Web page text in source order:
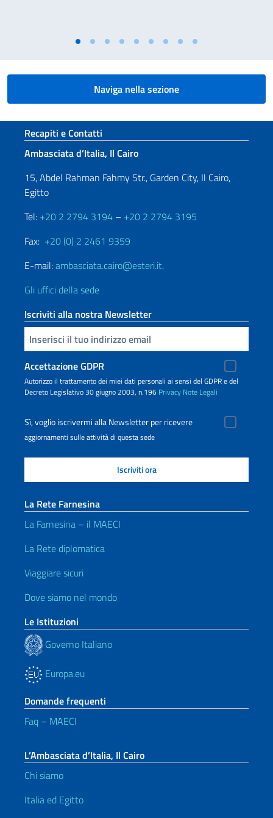
Naviga nella sezione
Sezione footer
Recapiti e Contatti
Ambasciata d’Italia, Il Cairo
15, Abdel Rahman Fahmy Str., Garden City, Il Cairo,
Egitto
Tel: +20 2 2794 3194 – +20 2 2794 3195
Fax: +20 (0) 2 2461 9359
E-mail:ambasciata.cairo@esteri.it.
Gli uffici della sede
Iscriviti alla nostra Newsletter
Inserisci la tua email
Accettazione GDPR
Autorizzo il trattamento dei miei dati personali ai sensi del GDPR e del
Decreto Legislativo 30 giugno 2003, n.196 Privacy Note Legali
Sì, voglio iscrivermi alla Newsletter per ricevere
aggiornamenti sulle attività di questa sede
La Rete Farnesina
La Farnesina – il MAECI
La Rete diplomatica
Viaggiare sicuri
Dove siamo nel mondo
Le Istituzioni
Governo Italiano
Europa.eu
Domande frequenti
Faq – MAECI
L’Ambasciata d’Italia, Il Cairo
Chi siamo
Italia ed Egitto